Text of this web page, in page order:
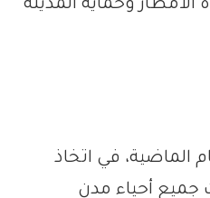
وحماية المدينة
الماضية، في اتخاذ
جميع أحياء مدن